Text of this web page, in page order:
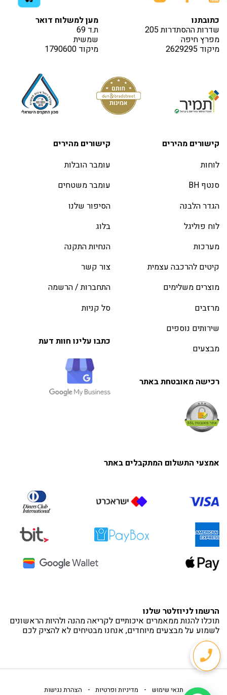
כתובתנו
שדרות ההסתדרות 205
מפרץ חיפה
מיקוד 2629295
מען למשלוח דואר
ת.ד 69
שמשית
מיקוד 1790600
קישורים מהירים
לוחות
סנטף BH
הגדר הלבנה
לוח פוליגל
מערכות
קיטים להרכבה עצמית
מוצרים משלימים
מרזבים
שירותים נוספים
מבצעים
רכישה מאובטחת באתר
קישורים מהירים
עומבר הובלות
עומבר משטחים
הסיפור שלנו
בלוג
הנחיות התקנה
צור קשר
התחברות / הרשמה
סל קניות
כתבו עלינו חוות דעת
אמצעי התשלום המתקבלים באתר
הרשמו לניוזלטר שלנו
תוכלו להנות ממאמרים איכותיים לקריאה מהנה ולהיות הראשונים
לשמוע על מבצעים מיוחדים, אנחנו מבטיחים לא להציק לכם
תנאי שימוש - מדיניות ופרטיות - הצהרת נגישות